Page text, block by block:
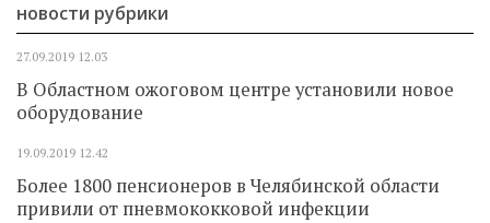
новости рубрики
27.09.2019 12.03
В Областном ожоговом центре установили новое
оборудование
19.09.2019 12.42
Более 1800 пенсионеров в Челябинской области
привили от пневмококковой инфекции